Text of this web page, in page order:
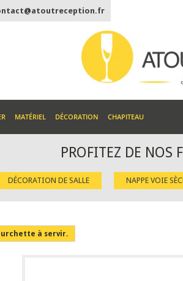
MATÉRIEL DÉCORATION CHAPITEAU
PROFITEZ DE NOS
DÉCORATION DE SALLE NAPPE VOIE
à servir.